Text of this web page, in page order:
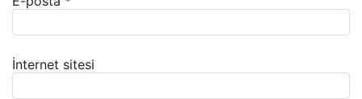
İnternet sitesi